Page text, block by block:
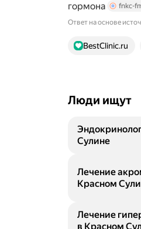
гормона
fnkc-
Ответ на основе
15 источников
BestClinic.ru
Люди ищут
Сулине
Лечение
Красном
Лечение
в Красном